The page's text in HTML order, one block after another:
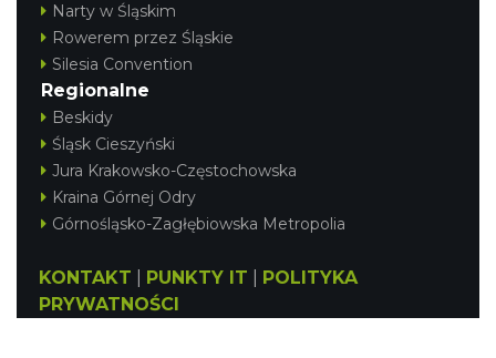
Narty w Śląskim
Rowerem przez Śląskie
Silesia Convention
Regionalne
Beskidy
Śląsk Cieszyński
Jura Krakowsko-Częstochowska
Kraina Górnej Odry
Górnośląsko-Zagłębiowska Metropolia
KONTAKT PUNKTY IT
POLITYKA
PRYWATNOŚCI